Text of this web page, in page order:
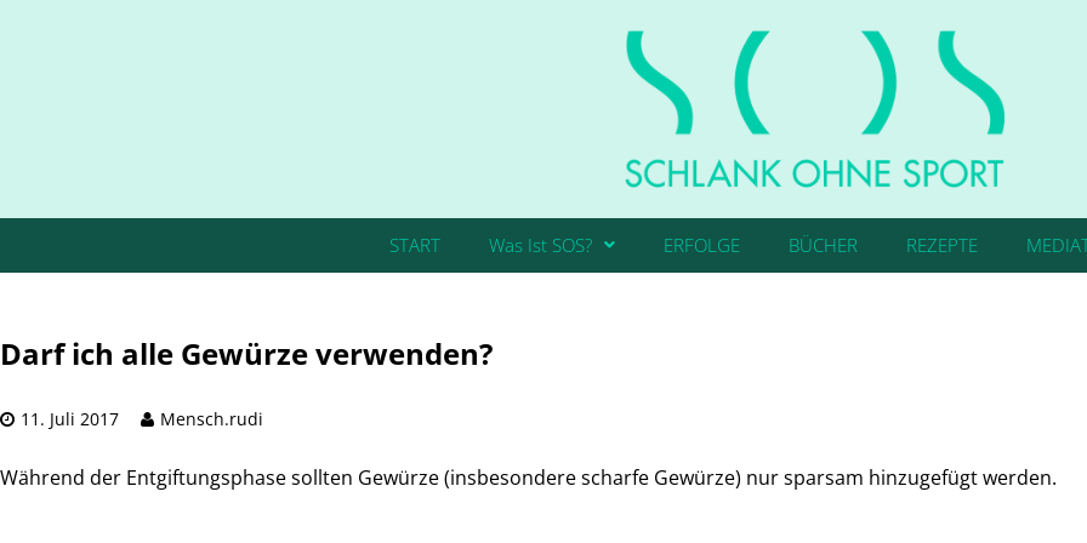
START Was Ist SOS? ERFOLGE BÜCHER REZEPTE
Darf ich alle Gewürze verwenden?
11. Juli 2017 Mensch.rudi
Während der Entgiftungsphase sollten Gewürze (insbesondere scharfe Gewürze) nur sparsam hinzugefügt werden.